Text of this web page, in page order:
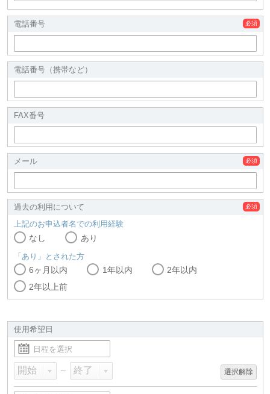
電話番号
電話番号（携帯など）
FAX番号
メール
過去の利用について
上記のお申込者名での利用経験
なし あり
「あり」とされた方
6ヶ月以内 1年以内
2年以内
2年以上前
使用希望日
～ 選択解除